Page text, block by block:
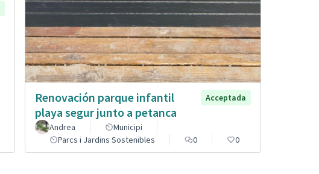
Renovación parque infantil
playa segur junto a petanca
Acceptada
Andrea
Municipi
Parcs i Jardins Sostenibles
0 0